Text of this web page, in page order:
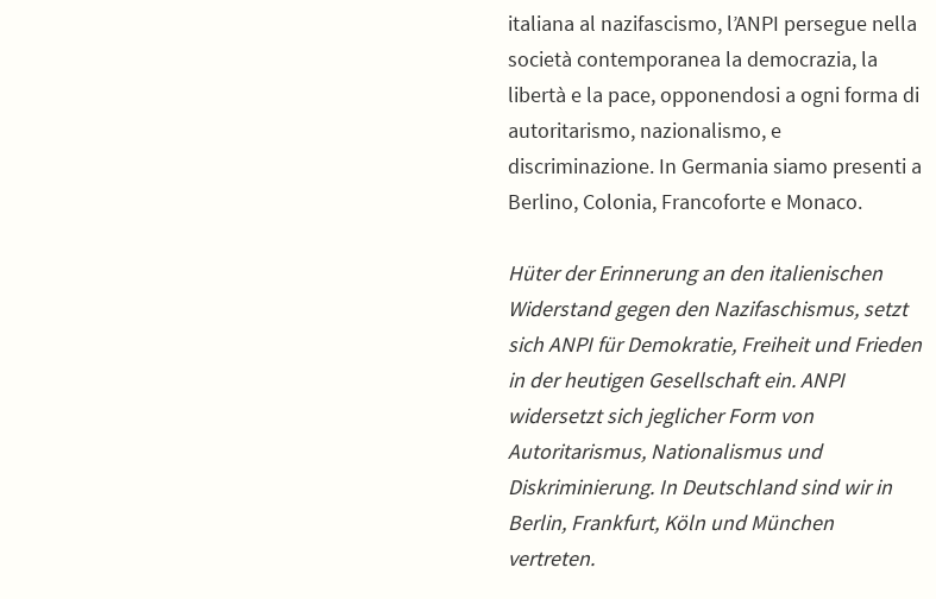
italiana al nazifascismo, l’ANPI persegue nella
società contemporanea la democrazia, la
libertà e la pace, opponendosi a ogni forma di
autoritarismo, nazionalismo, e
discriminazione. In Germania siamo presenti a
Berlino, Colonia, Francoforte e Monaco.
Hüter der Erinnerung an den italienischen
Widerstand gegen den Nazifaschismus, setzt
sich ANPI für Demokratie, Freiheit und Frieden
in der heutigen Gesellschaft ein. ANPI
widersetzt sich jeglicher Form von
Autoritarismus, Nationalismus und
Diskriminierung. In Deutschland sind wir in
Berlin, Frankfurt, Köln und München
vertreten.